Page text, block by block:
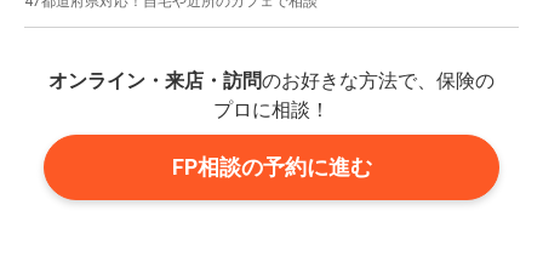
オンライン・来店・訪問のお好きな方法で、保険の
プロに相談！
FP相談の予約に進む